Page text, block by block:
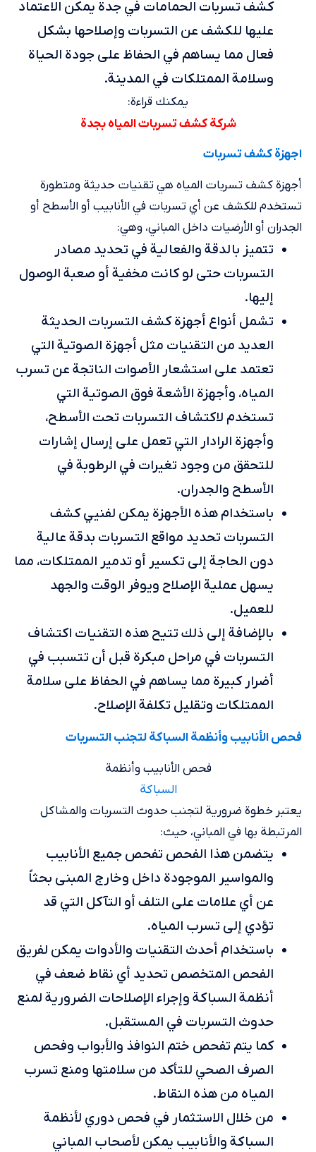
كشف تسربات الحمامات في جدة يمكن الاعتماد
عليها للكشف عن التسربات وإصلاحها بشكل
فعال مما يساهم في الحفاظ على جودة الحياة
وسلامة الممتلكات في المدينة.
يمكنك قراءة:
شركة كشف تسربات المياه بجدة
اجهزة كشف تسربات
أجهزة كشف تسربات المياه هي تقنيات حديثة ومتطورة
تستخدم للكشف عن أي تسربات في الأنابيب أو الأسطح أو
الجدران أو الأرضيات داخل المباني، وهي:
تتميز بالدقة والفعالية في تحديد مصادر
التسربات حتى لو كانت مخفية أو صعبة الوصول
إليها.
تشمل أنواع أجهزة كشف التسربات الحديثة
العديد من التقنيات مثل أجهزة الصوتية التي
تعتمد على استشعار الأصوات الناتجة عن تسرب
المياه، وأجهزة الأشعة فوق الصوتية التي
تستخدم لاكتشاف التسربات تحت الأسطح،
وأجهزة الرادار التي تعمل على إرسال إشارات
للتحقق من وجود تغيرات في الرطوبة في
الأسطح والجدران.
باستخدام هذه الأجهزة يمكن لفنيي كشف
التسربات تحديد مواقع التسربات بدقة عالية
دون الحاجة إلى تكسير أو تدمير الممتلكات، مما
يسهل عملية الإصلاح ويوفر الوقت والجهد
للعميل.
بالإضافة إلى ذلك تتيح هذه التقنيات اكتشاف
التسربات في مراحل مبكرة قبل أن تتسبب في
أضرار كبيرة مما يساهم في الحفاظ على سلامة
الممتلكات وتقليل تكلفة الإصلاح.
فحص الأنابيب وأنظمة السباكة لتجنب التسربات
فحص الأنابيب وأنظمة
السباكة
يعتبر خطوة ضرورية لتجنب حدوث التسربات والمشاكل
المرتبطة بها في المباني، حيث:
يتضمن هذا الفحص تفحص جميع الأنابيب
والمواسير الموجودة داخل وخارج المبنى بحثاً
عن أي علامات على التلف أو التآكل التي قد
تؤدي إلى تسرب المياه.
باستخدام أحدث التقنيات والأدوات يمكن لفريق
الفحص المتخصص تحديد أي نقاط ضعف في
أنظمة السباكة وإجراء الإصلاحات الضرورية لمنع
حدوث التسربات في المستقبل.
كما يتم تفحص ختم النوافذ والأبواب وفحص
الصرف الصحي للتأكد من سلامتها ومنع تسرب
المياه من هذه النقاط.
من خلال الاستثمار في فحص دوري لأنظمة
السباكة والأنابيب يمكن لأصحاب المباني